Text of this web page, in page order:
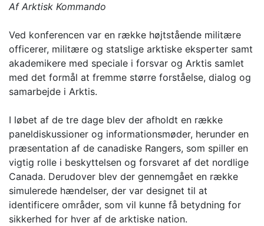
Af Arktisk Kommando
Ved konferencen var en række højtstående militære
officerer, militære og statslige arktiske eksperter samt
akademikere med speciale i forsvar og Arktis samlet
med det formål at fremme større forståelse, dialog og
samarbejde i Arktis.
I løbet af de tre dage blev der afholdt en række
paneldiskussioner og informationsmøder, herunder en
præsentation af de canadiske Rangers, som spiller en
vigtig rolle i beskyttelsen og forsvaret af det nordlige
Canada. Derudover blev der gennemgået en række
simulerede hændelser, der var designet til at
identificere områder, som vil kunne få betydning for
sikkerhed for hver af de arktiske nation.